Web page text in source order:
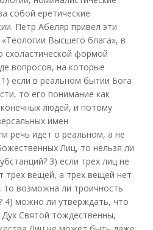
собой еретические
Петр Абеляр привел эти
Высшего блага», в
схоластической формой
вопросов, на которые
если в реальном бытии Бога
то его понимание как
людей, и потому
имен
речь идет о реальном, а не
Лиц, то нельзя ли
3) если трех лиц не
трех вещей, а трех вещей нет
то возможна ли троичность
4) можно ли утверждать, что
Святой тождественны,